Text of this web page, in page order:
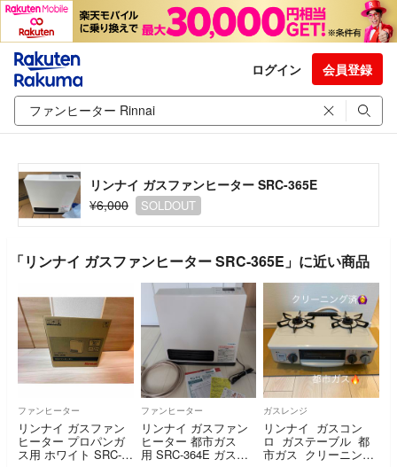
ログイン 会員登録
リンナイ ガスファンヒーター SRC-365E
¥6,000
SOLDOUT
「リンナイ ガスファンヒーター SRC-365E」に近い商品
ファンヒーター
リンナイ ガスファン
ヒーター プロパンガ
ス用 ホワイト SRC-3
ファンヒーター
リンナイ ガスファン
ヒーター 都市ガス
用 SRC-364E ガスコ
ガスレンジ
リンナイ ガスコン
ロ ガステーブル 都
市ガス クリーニング